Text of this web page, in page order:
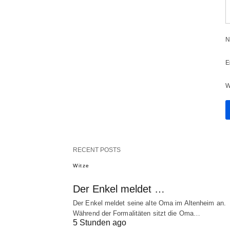
RECENT POSTS
Witze
Der Enkel meldet …
Der Enkel meldet seine alte Oma im Altenheim an.
Während der Formalitäten sitzt die Oma…
5 Stunden ago